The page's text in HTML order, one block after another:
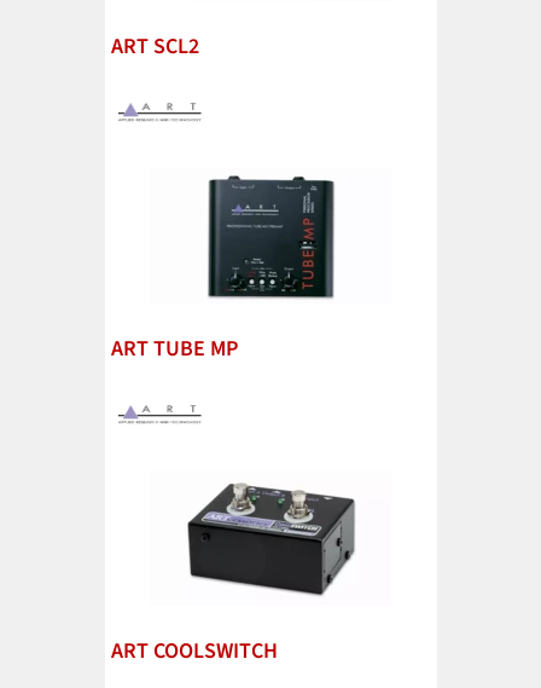
ART SCL2
ART TUBE MP
ART COOLSWITCH